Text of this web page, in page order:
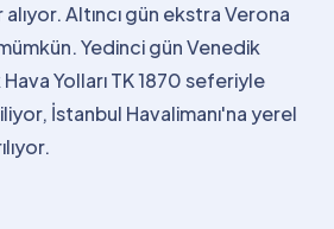
Altıncı gün ekstra Verona
Yedinci gün Venedik
Yolları TK 1870 seferiyle
İstanbul Havalimanı'na yerel